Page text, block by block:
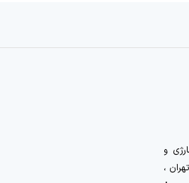
و
،